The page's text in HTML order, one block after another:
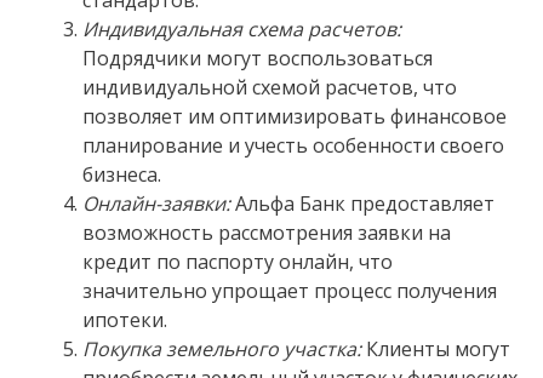
Индивидуальная схема расчетов:
Подрядчики могут воспользоваться
индивидуальной схемой расчетов, что
позволяет им оптимизировать финансовое
планирование и учесть особенности своего
бизнеса.
Онлайн-заявки:Альфа Банк предоставляет
возможность рассмотрения заявки на
кредит по паспорту онлайн, что
значительно упрощает процесс получения
ипотеки.
Покупка земельного участка:Клиенты могут